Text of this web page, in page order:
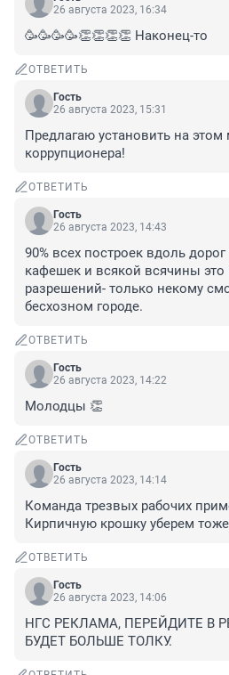
26 августа 2023, 16:34
🥳🥳🥳🥳👏👏👏👏 Наконец-то
ОТВЕТИТЬ
Гость
26 августа 2023, 15:31
Предлагаю установить на этом
коррупционера!
ОТВЕТИТЬ
Гость
26 августа 2023, 14:43
90% всех построек вдоль
кафешек и всякой всячины это
разрешений- только некому
бесхозном городе.
ОТВЕТИТЬ
Гость
26 августа 2023, 14:22
Молодцы 👏
ОТВЕТИТЬ
Гость
26 августа 2023, 14:14
Команда трезвых рабочих
Кирпичную крошку уберем
ОТВЕТИТЬ
Гость
26 августа 2023, 14:06
НГС РЕКЛАМА, ПЕРЕЙДИТЕ В
БУДЕТ БОЛЬШЕ ТОЛКУ.